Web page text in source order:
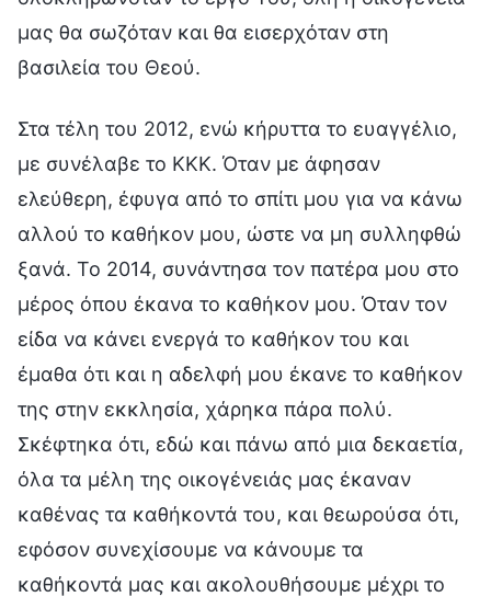
μας θα σωζόταν και θα εισερχόταν στη
βασιλεία του Θεού.
Στα τέλη του 2012, ενώ κήρυττα το ευαγγέλιο,
με συνέλαβε το ΚΚΚ. Όταν με άφησαν
ελεύθερη, έφυγα από το σπίτι μου για να κάνω
αλλού το καθήκον μου, ώστε να μη συλληφθώ
ξανά. Το 2014, συνάντησα τον πατέρα μου στο
μέρος όπου έκανα το καθήκον μου. Όταν τον
είδα να κάνει ενεργά το καθήκον του και
έμαθα ότι και η αδελφή μου έκανε το καθήκον
της στην εκκλησία, χάρηκα πάρα πολύ.
Σκέφτηκα ότι, εδώ και πάνω από μια δεκαετία,
όλα τα μέλη της οικογένειάς μας έκαναν
καθένας τα καθήκοντά του, και θεωρούσα ότι,
εφόσον συνεχίσουμε να κάνουμε τα
καθήκοντά μας και ακολουθήσουμε μέχρι το